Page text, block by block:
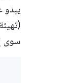
يبدو
سوى